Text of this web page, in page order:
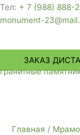
Тел: + 7 (988) 888-
monument-
Меню
ЗАКАЗ
гранитные
Главная /